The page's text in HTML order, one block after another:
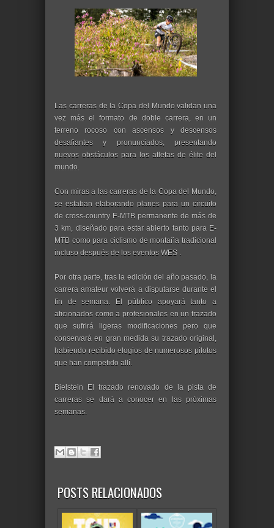
Las carreras de la Copa del Mundo validan una
vez más el formato de doble carrera, en un
terreno rocoso con ascensos y descensos
desafiantes y pronunciados, presentando
nuevos obstáculos para los atletas de élite del
mundo.
Con miras a las carreras de la Copa del Mundo,
se estaban elaborando planes para un circuito
de cross-country E-MTB permanente de más de
3 km, diseñado para estar abierto tanto para E-
MTB como para ciclismo de montaña tradicional
incluso después de los eventos WES .
Por otra parte, tras la edición del año pasado, la
carrera amateur volverá a disputarse durante el
fin de semana. El público apoyará tanto a
aficionados como a profesionales en un trazado
que sufrirá ligeras modificaciones pero que
conservará en gran medida su trazado original,
habiendo recibido elogios de numerosos pilotos
que han competido allí.
Bielstein El trazado renovado de la pista de
carreras se dará a conocer en las próximas
semanas.
POSTS RELACIONADOS